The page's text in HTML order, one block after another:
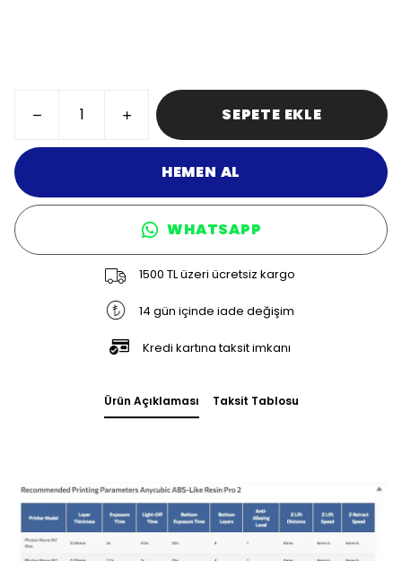
SEPETE EKLE
HEMEN AL
WHATSAPP
1500 TL üzeri ücretsiz kargo
14 gün içinde iade değişim
Kredi kartına taksit imkanı
Ürün Açıklaması Taksit Tablosu